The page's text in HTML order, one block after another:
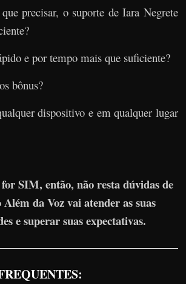
precisar, o suporte de Iara Negrete
e por tempo mais que suficiente?
bônus?
dispositivo e em qualquer lugar
for SIM, então, não resta dúvidas de
da Voz vai atender as suas
e superar suas expectativas.